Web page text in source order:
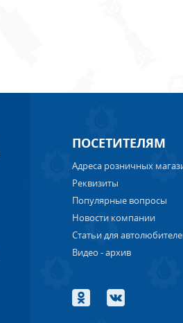
ПОСЕТИТЕЛЯМ
Адреса розничных
Реквизиты
Популярные вопросы
Новости компании
Статьи для
Видео - архив